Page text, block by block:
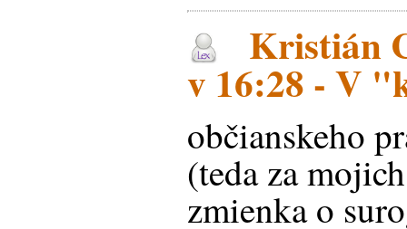
Kristián
v 16:28 - V
občianskeho
(teda za
zmienka o